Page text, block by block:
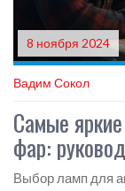
8 ноября 2024
Вадим Сокол
Самые
фар:
Выбор ламп для